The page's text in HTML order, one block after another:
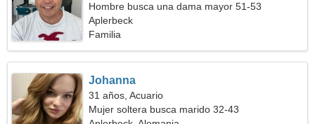
Hombre busca una dama mayor 51-53
Aplerbeck
Familia
Johanna
31 años, Acuario
Mujer soltera busca marido 32-43